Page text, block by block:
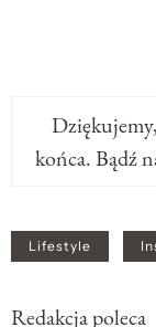
końca. Bądź
Lifestyle
Redakcja poleca